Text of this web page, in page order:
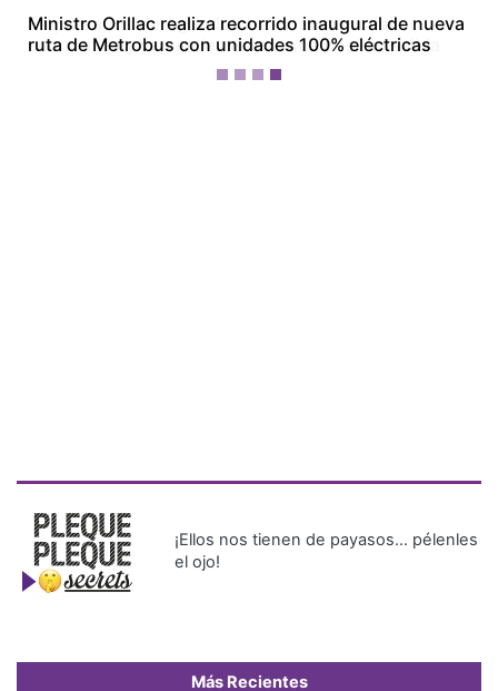
Empresarios de Aguadulce alertan por crisis
económica y ven en la minería una posible salida
¡Ellos nos tienen de payasos… pélenles
el ojo!
Más Recientes